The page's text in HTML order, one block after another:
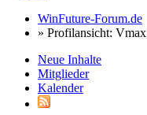
WinFuture-Forum.de
» Profilansicht: Vmax
Neue Inhalte
Mitglieder
Kalender